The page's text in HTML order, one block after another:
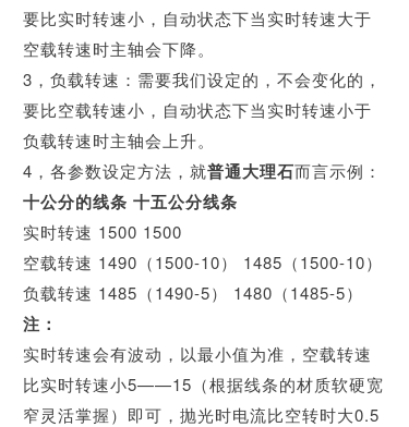
要比实时转速小，自动状态下当实时转速大于
空载转速时主轴会下降。
3，负载转速：需要我们设定的，不会变化的，
要比空载转速小，自动状态下当实时转速小于
负载转速时主轴会上升。
4，各参数设定方法，就普通大理石而言示例：
十公分的线条 十五公分线条
实时转速 1500 1500
空载转速 1490（1500-10） 1485（1500-10）
负载转速 1485（1490-5） 1480（1485-5）
注：
实时转速会有波动，以最小值为准，空载转速
比实时转速小5——15（根据线条的材质软硬宽
窄灵活掌握）即可，抛光时电流比空转时大0.5